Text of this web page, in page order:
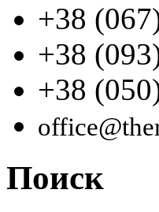
+38
+38
+38
Поиск